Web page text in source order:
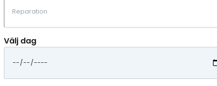
Välj dag